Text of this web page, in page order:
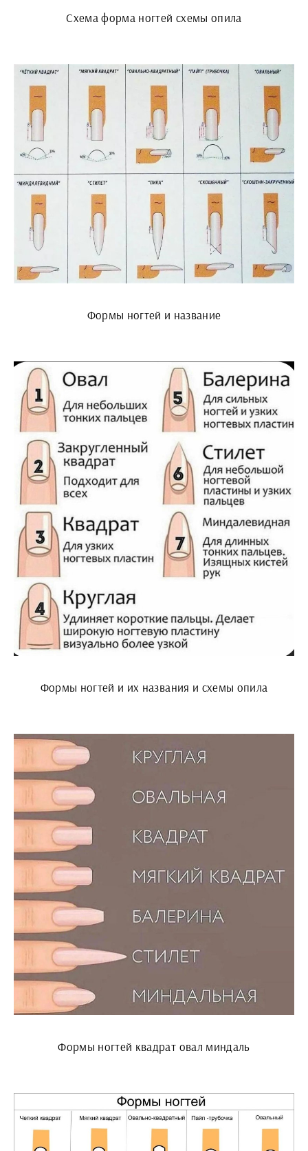
Схема форма ногтей схемы опила
Формы ногтей и название
Формы ногтей и их названия и схемы опила
Формы ногтей квадрат овал миндаль